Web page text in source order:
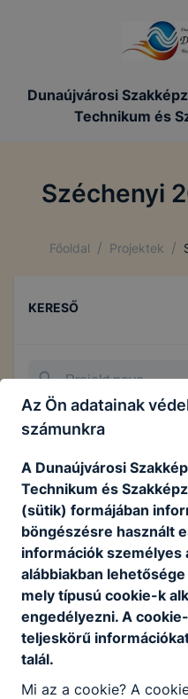
Dunaújvárosi
Technikum és
Széchenyi
Főoldal / Projektek /
KERESŐ
Széchenyi 2020
További projektjeink
Nincs találat
Az Ön adatainak
számunkra
A Dunaújvárosi
Technikum és
(sütik) formájában
böngészésre használt
információk személyes
alábbiakban
mely típusú cookie-k
engedélyezni. A
teljeskörű
talál.
Mi az a cookie? A